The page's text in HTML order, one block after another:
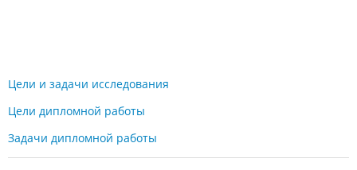
Цели и задачи исследования
Цели дипломной работы
Задачи дипломной работы